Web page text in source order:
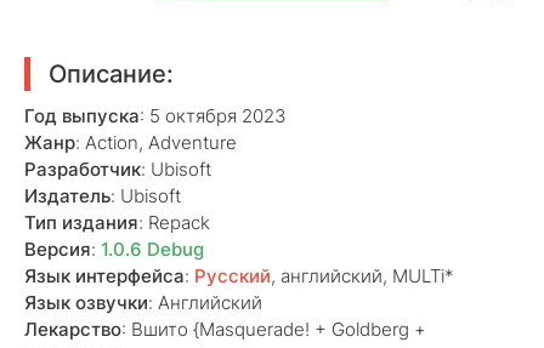
Описание:
Год выпуска: 5 октября 2023
Жанр: Action, Adventure
Разработчик: Ubisoft
Издатель: Ubisoft
Тип издания: Repack
Версия: 1.0.6 Debug
Язык интерфейса: Русский, английский, MULTi*
Язык озвучки: Aнглийский
Лекарство: Вшито {Masquerade! + Goldberg +